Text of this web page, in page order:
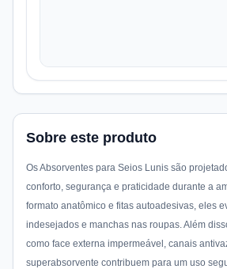
Sobre este produto
Os Absorventes para Seios Lunis são
conforto, segurança e praticidade durante a
formato anatômico e fitas autoadesivas, eles
indesejados e manchas nas roupas. Além
como face externa impermeável, canais
superabsorvente contribuem para um uso